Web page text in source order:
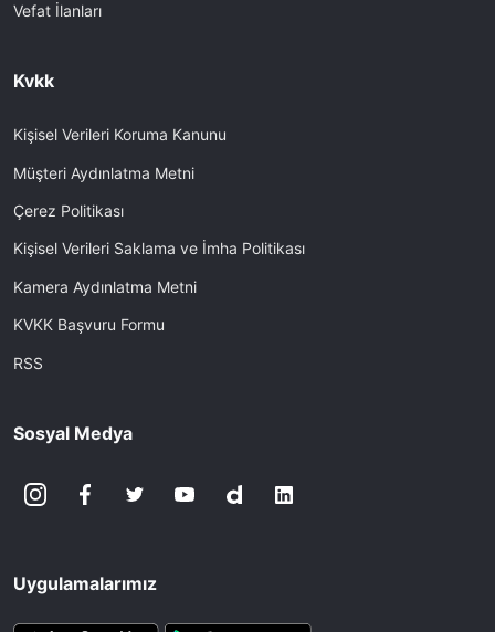
Vefat İlanları
Kvkk
Kişisel Verileri Koruma Kanunu
Müşteri Aydınlatma Metni
Çerez Politikası
Kişisel Verileri Saklama ve İmha Politikası
Kamera Aydınlatma Metni
KVKK Başvuru Formu
RSS
Sosyal Medya
Uygulamalarımız